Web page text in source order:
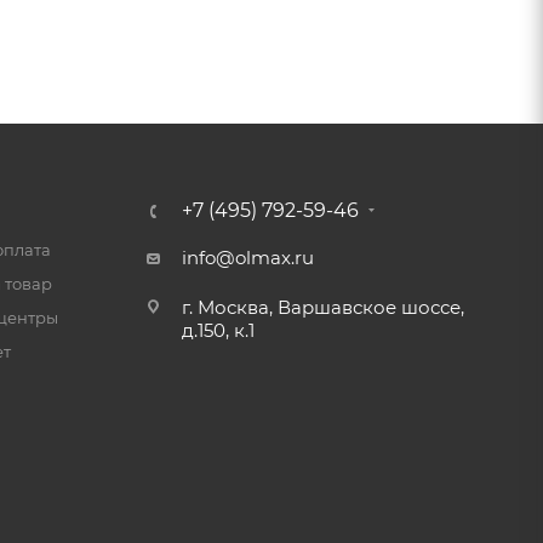
товар
+7 (495) 792-59-46
info@olmax.ru
г. Москва, Варшавское шоссе,
д.150, к.1